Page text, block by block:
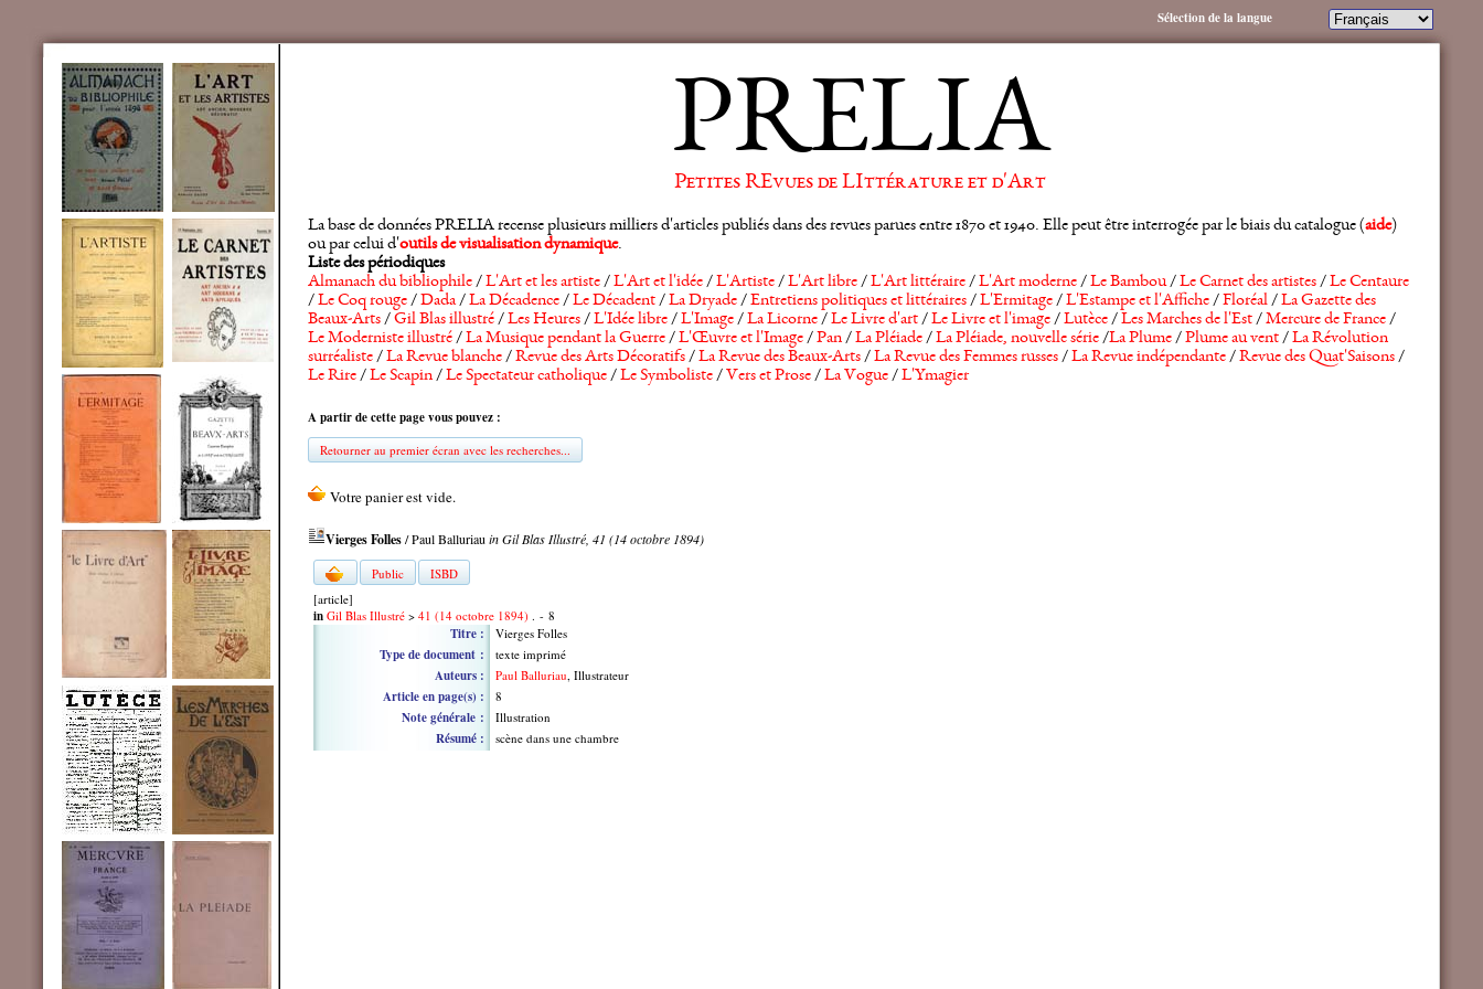
PRELIA
Petites REvues de LIttérature et d'Art
La base de données PRELIA recense plusieurs milliers d'articles publiés dans des revues parues entre 1870 et 1940. Elle peut être interrogée par le biais du catalogue (aide)
ou par celui d'outils de visualisation dynamique.
Liste des périodiques
Almanach du bibliophile/L'Art et les artiste/L'Art et l'idée/L'Artiste/L'Art libre/L'Art littéraire/L'Art moderne/Le Bambou/Le Carnet des artistes/Le Centaure
/Le Coq rouge/Dada/La Décadence/Le Décadent/La Dryade/Entretiens politiques et littéraires/L'Ermitage/L'Estampe et l'Affiche/Floréal/La Gazette des
Beaux-Arts/Gil Blas illustré/Les Heures/L'Idée libre/L'Image/La Licorne/Le Livre d'art/Le Livre et l'image/Lutèce/Les Marches de l'Est/Mercure de France/
Le Moderniste illustré/La Musique pendant la Guerre/L'Œuvre et l'Image/Pan/La Pléiade/La Pléiade, nouvelle série/La Plume/Plume au vent/La Révolution
surréaliste/La Revue blanche/Revue des Arts Décoratifs/La Revue des Beaux-Arts/La Revue des Femmes russes/La Revue indépendante/Revue des Quat'Saisons/
Le Rire/Le Scapin/Le Spectateur catholique/Le Symboliste/ Vers et Prose/La Vogue/L'Ymagier
A partir de cette page vous pouvez :
Retourner au premier écran avec les recherches...
Vierges Folles/ Paul Balluriau in Gil Blas Illustré, 41 (14 octobre 1894)
Public
ISBD
[article]
in Gil Blas Illustré > 41 (14 octobre 1894) . - 8
Titre : Vierges Folles
Type de document : texte imprimé
Auteurs : Paul Balluriau, Illustrateur
Article en page(s) : 8
Note générale : Illustration
Résumé : scène dans une chambre
Sélection de la langue